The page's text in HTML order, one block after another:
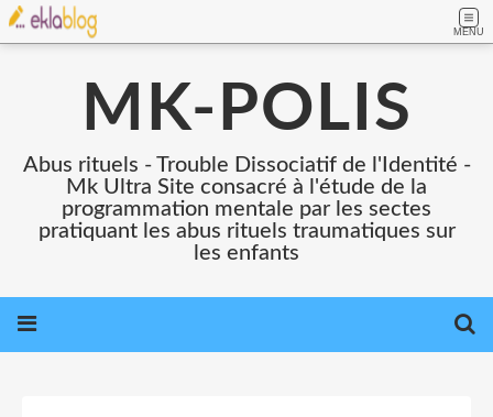
MENU
MK-POLIS
Abus rituels - Trouble Dissociatif de l'Identité -
Mk Ultra Site consacré à l'étude de la
programmation mentale par les sectes
pratiquant les abus rituels traumatiques sur
les enfants